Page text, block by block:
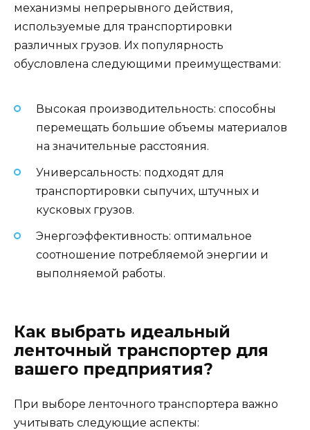
механизмы непрерывного действия,
используемые для транспортировки
различных грузов. Их популярность
обусловлена следующими преимуществами:
Высокая производительность: способны
перемещать большие объемы материалов
на значительные расстояния.
Универсальность: подходят для
транспортировки сыпучих, штучных и
кусковых грузов.
Энергоэффективность: оптимальное
соотношение потребляемой энергии и
выполняемой работы.
Как выбрать идеальный
ленточный транспортер для
вашего предприятия?
При выборе ленточного транспортера важно
учитывать следующие аспекты: